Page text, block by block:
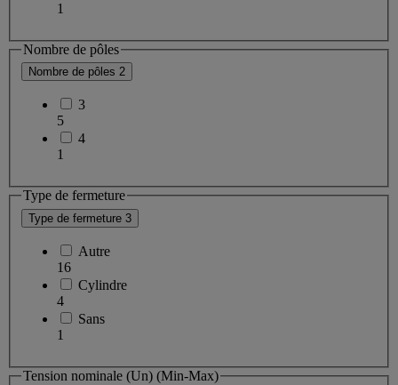
1
Nombre de pôles
Nombre de pôles 2
3
5
4
1
Type de fermeture
Type de fermeture 3
Autre
16
Cylindre
4
Sans
1
Tension nominale (Un) (Min-Max)